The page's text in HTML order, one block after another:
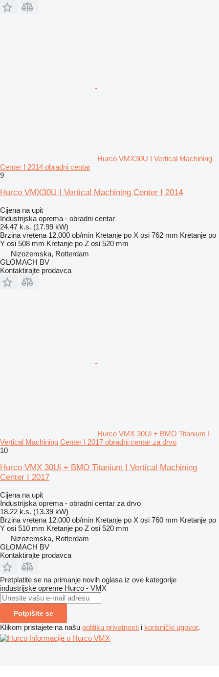
Hurco VMX30U I Vertical Machining
Center I 2014 obradni centar
9
Hurco VMX30U I Vertical Machining Center I 2014
Cijena na upit
Industrijska oprema - obradni centar
24.47 k.s. (17.99 kW)
Brzina vretena 12.000 ob/min Kretanje po X osi 762 mm Kretanje po
Y osi 508 mm Kretanje po Z osi 520 mm
Nizozemska, Rotterdam
GLOMACH BV
Kontaktirajte prodavca
Hurco VMX 30Ui + BMO Titanium I
Vertical Machining Center I 2017 obradni centar za drvo
10
Hurco VMX 30Ui + BMO Titanium I Vertical Machining
Center I 2017
Cijena na upit
Industrijska oprema - obradni centar za drvo
18.22 k.s. (13.39 kW)
Brzina vretena 12.000 ob/min Kretanje po X osi 760 mm Kretanje po
Y osi 510 mm Kretanje po Z osi 520 mm
Nizozemska, Rotterdam
GLOMACH BV
Kontaktirajte prodavca
Pretplatite se na primanje novih oglasa iz ove kategorije
industrijske opreme Hurco - VMX
Potpišite se
Klikom pristajete na našu politiku privatnosti i korisnički ugovor.
Informacije o Hurco VMX